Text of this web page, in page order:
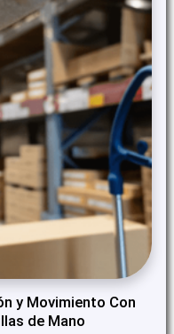
y Movimiento Con
de Mano